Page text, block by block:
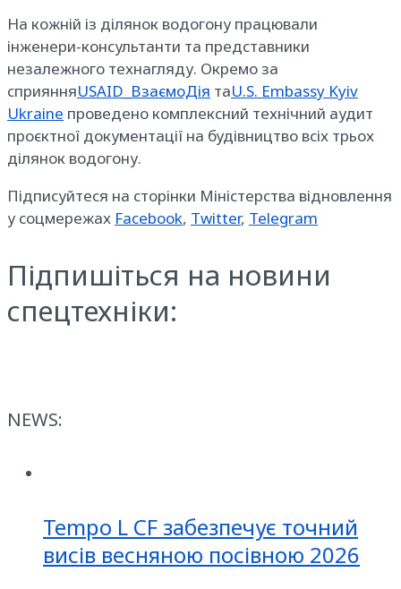
На кожній із ділянок водогону працювали
інженери-консультанти та представники
незалежного технагляду. Окремо за
сприянняUSAID_ВзаємоДія таU.S. Embassy Kyiv
Ukraine проведено комплексний технічний аудит
проєктної документації на будівництво всіх трьох
ділянок водогону.
Підписуйтеся на сторінки Міністерства відновлення
у соцмережах Facebook, Twitter, Telegram
Підпишіться на новини
спецтехніки:
NEWS:
Tempo L CF забезпечує точний
висів весняною посівною 2026